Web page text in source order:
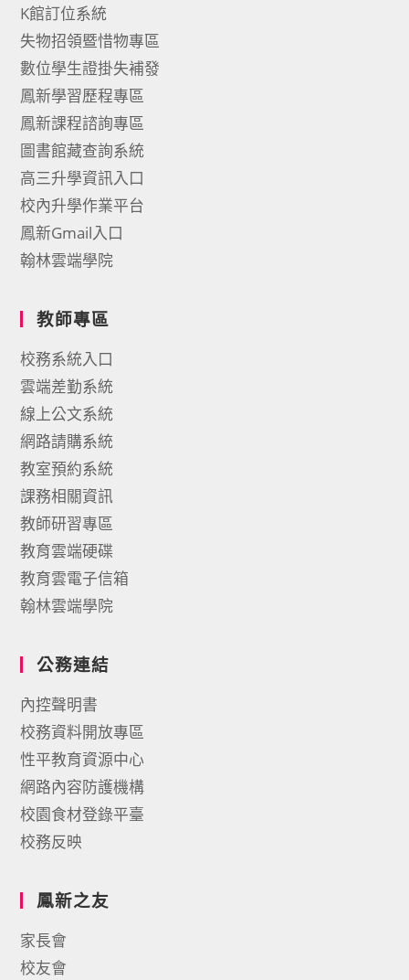
K館訂位系統
失物招領暨惜物專區
數位學生證掛失補發
鳳新學習歷程專區
鳳新課程諮詢專區
圖書館藏查詢系統
高三升學資訊入口
校內升學作業平台
鳳新Gmail入口
翰林雲端學院
教師專區
校務系統入口
雲端差勤系統
線上公文系統
網路請購系統
教室預約系統
課務相關資訊
教師研習專區
教育雲端硬碟
教育雲電子信箱
翰林雲端學院
公務連結
內控聲明書
校務資料開放專區
性平教育資源中心
網路內容防護機構
校園食材登錄平臺
校務反映
鳳新之友
家長會
校友會